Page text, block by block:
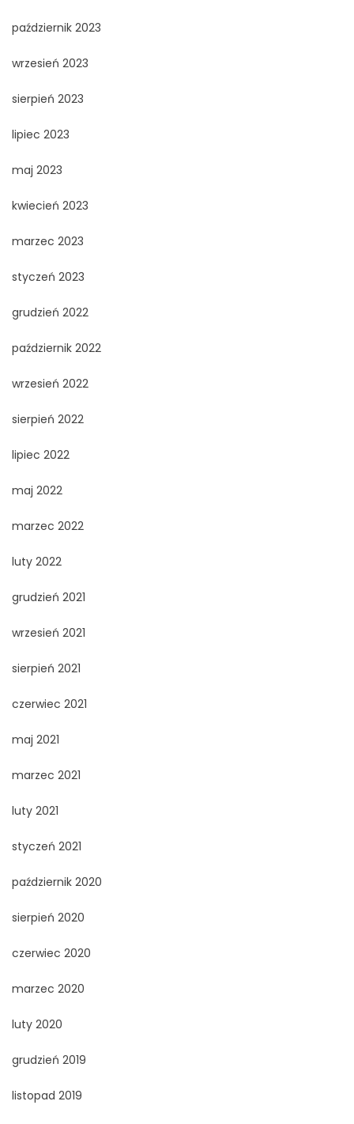
październik 2023
wrzesień 2023
sierpień 2023
lipiec 2023
maj 2023
kwiecień 2023
marzec 2023
styczeń 2023
grudzień 2022
październik 2022
wrzesień 2022
sierpień 2022
lipiec 2022
maj 2022
marzec 2022
luty 2022
grudzień 2021
wrzesień 2021
sierpień 2021
czerwiec 2021
maj 2021
marzec 2021
luty 2021
styczeń 2021
październik 2020
sierpień 2020
czerwiec 2020
marzec 2020
luty 2020
grudzień 2019
listopad 2019